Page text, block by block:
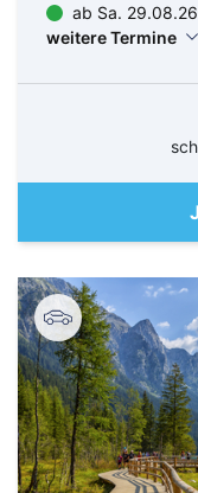
ab Sa. 29.08.26
weitere Termine